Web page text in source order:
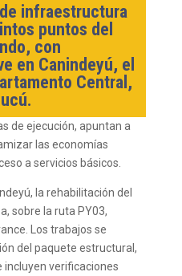
infraestructura
puntos del
con
en Canindeyú, el
Central,
de ejecución, apuntan a
las economías
a servicios básicos.
la rehabilitación del
sobre la ruta PY03,
Los trabajos se
del paquete estructural,
incluyen verificaciones